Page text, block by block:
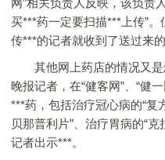
网”相关负责人反映，该负责
买***药一定要扫描***上传”
传***的记者就收到了送过来的
其他网上药店的情况又是
晚报记者，在“健客网”、“健
***药，包括治疗冠心病的“复
贝那普利片”、治疗胃病的“
记者出示***。